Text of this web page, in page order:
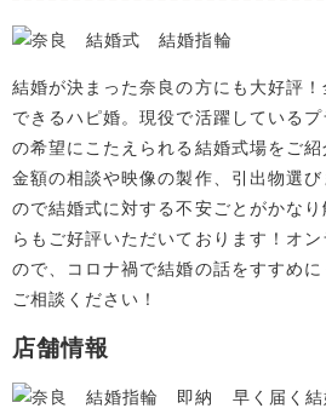
結婚が決まった奈良の方にも大好評
できるハピ婚。現役で活躍している
の希望にこたえられる結婚式場をご紹
金額の相談や映像の製作、引出物選
ので結婚式に対する不安ごとがかな
らもご好評いただいております！オ
ので、コロナ禍で結婚の話をすすめ
ご相談ください！
店舗情報